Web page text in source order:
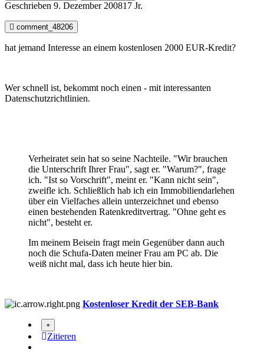
Geschrieben 9. Dezember 200817 Jr.
comment_48206
hat jemand Interesse an einem kostenlosen 2000 EUR-Kredit?
Wer schnell ist, bekommt noch einen - mit interessanten
Datenschutzrichtlinien.
Verheiratet sein hat so seine Nachteile. "Wir brauchen
die Unterschrift Ihrer Frau", sagt er. "Warum?", frage
ich. "Ist so Vorschrift", meint er. "Kann nicht sein",
zweifle ich. Schließlich hab ich ein Immobiliendarlehen
über ein Vielfaches allein unterzeichnet und ebenso
einen bestehenden Ratenkreditvertrag. "Ohne geht es
nicht", besteht er.
Im meinem Beisein fragt mein Gegenüber dann auch
noch die Schufa-Daten meiner Frau am PC ab. Die
weiß nicht mal, dass ich heute hier bin.
Kostenloser Kredit der SEB-Bank
Zitieren